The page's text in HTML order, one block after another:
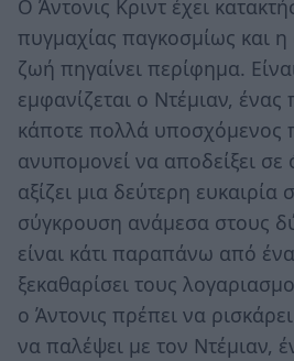
Ο Άντονις Κριντ έχει
πυγμαχίας παγκοσμίως και η
ζωή πηγαίνει περίφημα.
εμφανίζεται ο Ντέμιαν, ένας
κάποτε πολλά υποσχόμενος
ανυπομονεί να αποδείξει σε
αξίζει μια δεύτερη ευκαιρία
σύγκρουση ανάμεσα στους
είναι κάτι παραπάνω από
ξεκαθαρίσει τους
ο Άντονις πρέπει να
να παλέψει με τον Ντέμιαν,